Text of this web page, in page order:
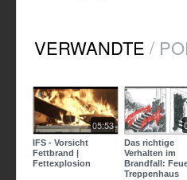
VERWANDTE /
05:53
IFS - Vorsicht
Fettbrand |
Fettexplosion
Das richtige
Verhalten im
Brandfall:
Treppenhaus